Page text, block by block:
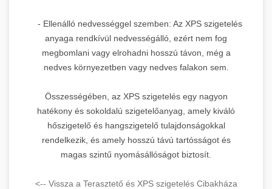
- Ellenálló nedvességgel szemben: Az XPS szigetelés
anyaga rendkívül nedvességálló, ezért nem fog
megbomlani vagy elrohadni hosszú távon, még a
nedves környezetben vagy nedves falakon sem.
Összességében, az XPS szigetelés egy nagyon
hatékony és sokoldalú szigetelőanyag, amely kiváló
hőszigetelő és hangszigetelő tulajdonságokkal
rendelkezik, és amely hosszú távú tartósságot és
magas szintű nyomásállóságot biztosít.
<-- Vissza a Terasztető és XPS szigetelés Cibakháza